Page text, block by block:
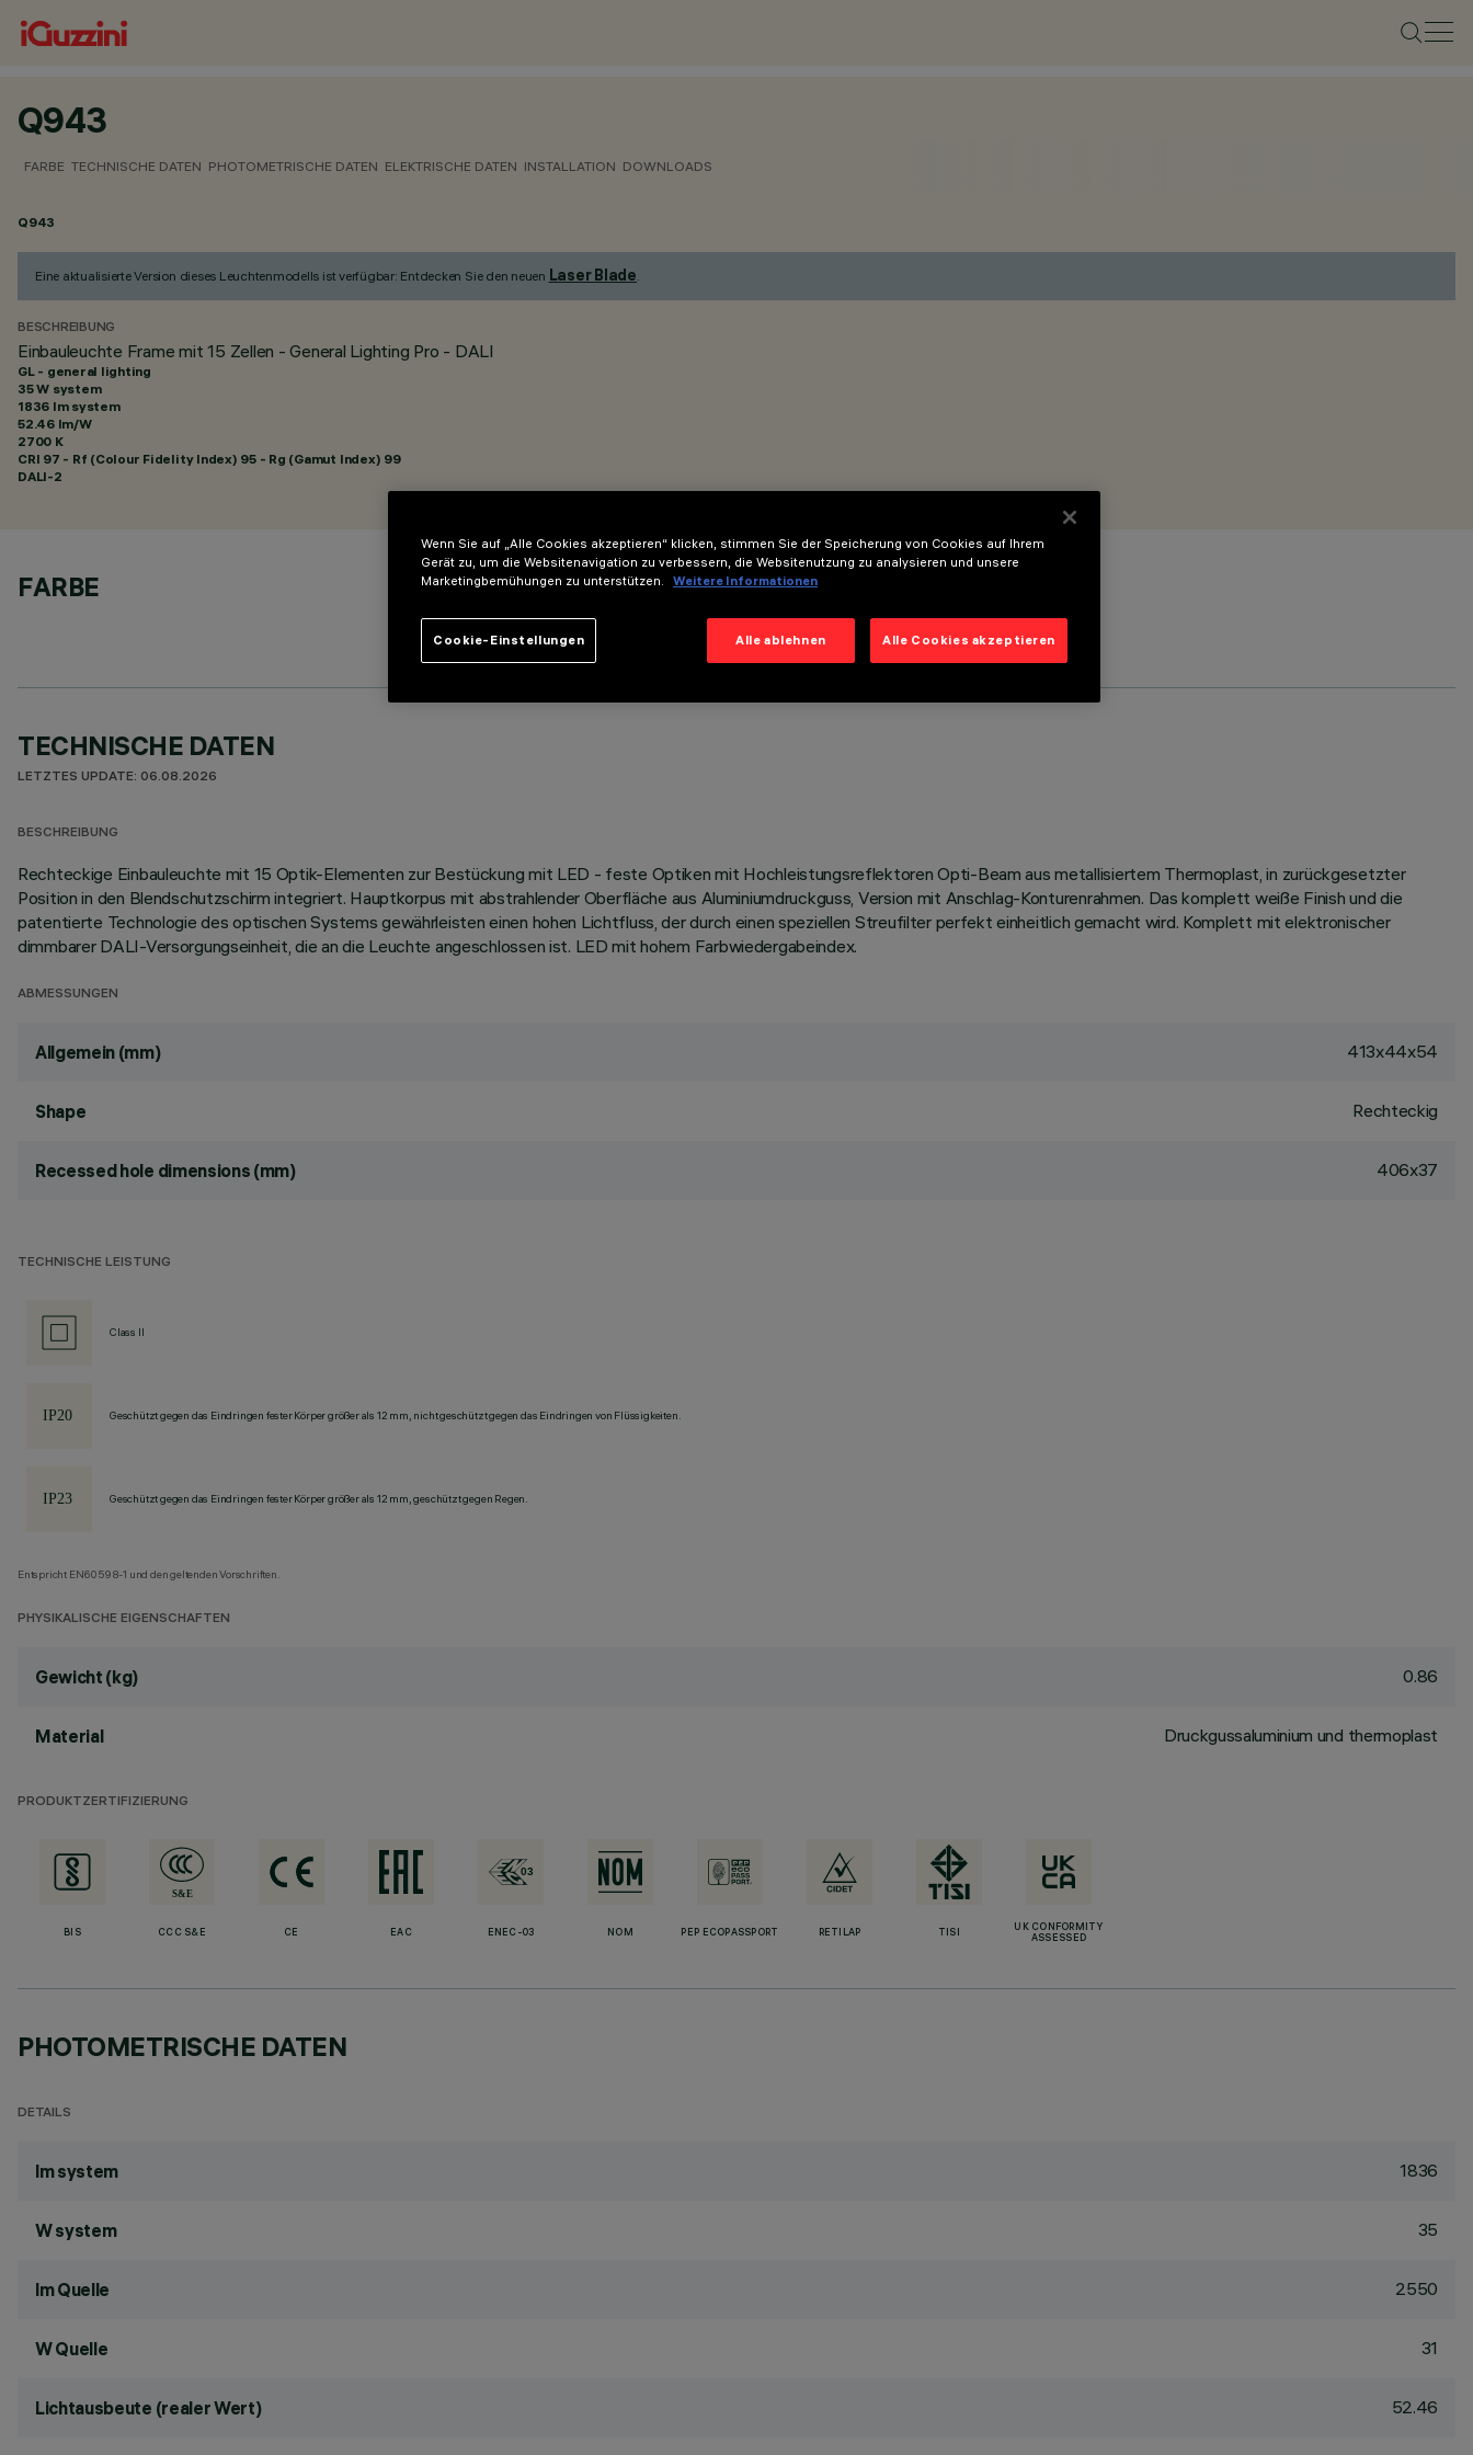
Q943
FARBE TECHNISCHE DATEN PHOTOMETRISCHE DATEN ELEKTRISCHE DATEN INSTALLATION DOWNLOADS
Q943
Eine aktualisierte Version dieses Leuchtenmodells ist verfügbar: Entdecken Sie den neuen Laser Blade.
BESCHREIBUNG
Einbauleuchte Frame mit 15 Zellen - General Lighting Pro - DALI
GL - general lighting
35 W system
1836 lm system
52.46 lm/W
2700 K
CRI 97 - Rf (Colour Fidelity Index) 95 - Rg (Gamut Index) 99
DALI-2
FARBE
TECHNISCHE DATEN
LETZTES UPDATE: 06.08.2026
BESCHREIBUNG
Rechteckige Einbauleuchte mit 15 Optik-Elementen zur Bestückung mit LED - feste Optiken mit Hochleistungsreflektoren Opti-Beam aus metallisiertem Thermoplast, in zurückgesetzter
Position in den Blendschutzschirm integriert. Hauptkorpus mit abstrahlender Oberfläche aus Aluminiumdruckguss, Version mit Anschlag-Konturenrahmen. Das komplett weiße Finish und die
patentierte Technologie des optischen Systems gewährleisten einen hohen Lichtfluss, der durch einen speziellen Streufilter perfekt einheitlich gemacht wird. Komplett mit elektronischer
dimmbarer DALI-Versorgungseinheit, die an die Leuchte angeschlossen ist. LED mit hohem Farbwiedergabeindex.
ABMESSUNGEN
Allgemein (mm) 413x44x54
Shape Rechteckig
Recessed hole dimensions (mm) 406x37
TECHNISCHE LEISTUNG
Class II
Geschützt gegen das Eindringen fester Körper größer als 12 mm, nicht geschützt gegen das Eindringen von Flüssigkeiten.
Geschützt gegen das Eindringen fester Körper größer als 12 mm, geschützt gegen Regen.
Entspricht EN60598-1 und den geltenden Vorschriften.
PHYSIKALISCHE EIGENSCHAFTEN
Gewicht (kg) 0.86
Material Druckgussaluminium und thermoplast
PRODUKTZERTIFIZIERUNG
BIS CCC S&E CE EAC ENEC-03 NOM PEP ECOPASSPORT RETILAP TISI
UK CONFORMITY
ASSESSED
PHOTOMETRISCHE DATEN
DETAILS
lm system 1836
W system 35
lm Quelle 2550
W Quelle 31
Lichtausbeute (realer Wert) 52.46
Wenn Sie auf „Alle Cookies akzeptieren“ klicken, stimmen Sie der Speicherung von Cookies auf Ihrem
Gerät zu, um die Websitenavigation zu verbessern, die Websitenutzung zu analysieren und unsere
Marketingbemühungen zu unterstützen.
Weitere Informationen
Alle ablehnen Alle Cookies akzeptieren
Cookie-Einstellungen